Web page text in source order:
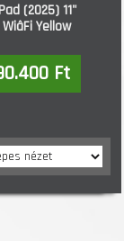
(2025) 11"
Yellow
Ft